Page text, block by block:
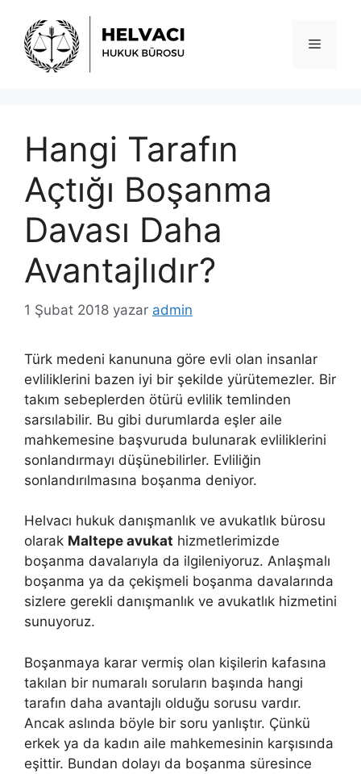
Menü
Hangi Tarafın
Açtığı Boşanma
Davası Daha
Avantajlıdır?
1 Şubat 2018 yazar admin
Türk medeni kanununa göre evli olan insanlar
evliliklerini bazen iyi bir şekilde yürütemezler. Bir
takım sebeplerden ötürü evlilik temlinden
sarsılabilir. Bu gibi durumlarda eşler aile
mahkemesine başvuruda bulunarak evliliklerini
sonlandırmayı düşünebilirler. Evliliğin
sonlandırılmasına boşanma deniyor.
Helvacı hukuk danışmanlık ve avukatlık bürosu
olarak Maltepe avukat hizmetlerimizde
boşanma davalarıyla da ilgileniyoruz. Anlaşmalı
boşanma ya da çekişmeli boşanma davalarında
sizlere gerekli danışmanlık ve avukatlık hizmetini
sunuyoruz.
Boşanmaya karar vermiş olan kişilerin kafasına
takılan bir numaralı soruların başında hangi
tarafın daha avantajlı olduğu sorusu vardır.
Ancak aslında böyle bir soru yanlıştır. Çünkü
erkek ya da kadın aile mahkemesinin karşısında
eşittir. Bundan dolayı da boşanma süresince